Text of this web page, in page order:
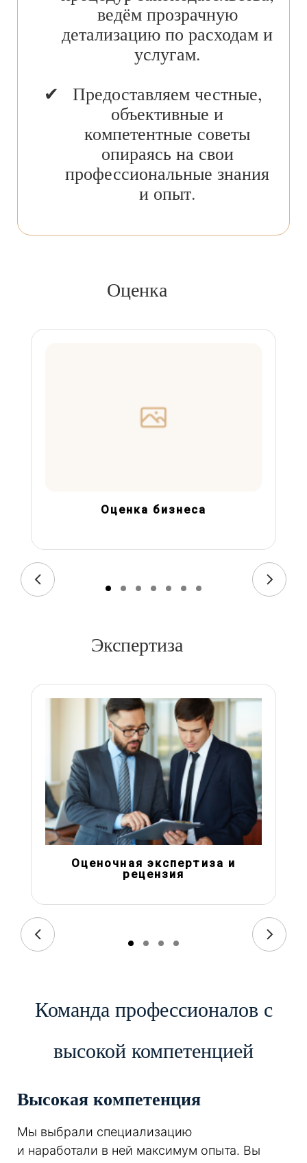
ведём прозрачную
детализацию по расходам и
услугам.
Предоставляем честные,
объективные и
компетентные советы
опираясь на свои
профессиональные знания
и опыт.
Оценка
Оценка бизнеса
Экспертиза
Оценочная экспертиза и
рецензия
Команда профессионалов с
высокой компетенцией
Высокая компетенция
Мы выбрали специализацию
и наработали в ней максимум опыта. Вы